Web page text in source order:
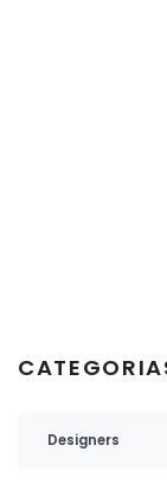
Designers